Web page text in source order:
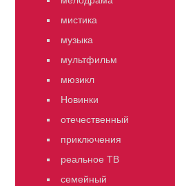
мистика
музыка
мультфильм
мюзикл
Новинки
отечественный
приключения
реальное ТВ
семейный